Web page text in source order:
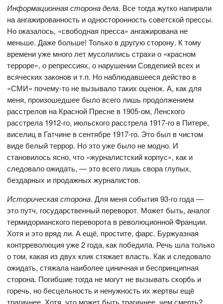
Информационная сторона дела. Все тогда жутко напирали
на ангажированность и односторонность советской прессы.
Но оказалось, «свободная пресса» ангажирована не
меньше. Даже больше! Только в другую сторону. К тому
времени уже много лет мусолились страхи о «красном
терроре», о репрессиях, о нарушении Совдепией всех и
всяческих законов и т.п. Но наблюдавшееся действо в
«СМИ» почему-то не вызывало таких оценок. А, как для
меня, произошедшее было всего лишь продолжением
расстрелов на Красной Пресне в 1905-ом, Ленского
расстрела 1912-го, июльского расстрела 1917-го в Питере,
виселиц в Гатчине в сентябре 1917-го. Это был в чистом
виде белый террор. Но это уже было не модно. И
становилось ясно, что «журналистский корпус», как и
следовало ожидать, — это всего лишь свора глупых,
бездарных и продажных журналистов.
Историческая сторона. Для меня события 93-го года —
это путч, государственный переворот. Может быть, аналог
термидорианского переворота в революционной Франции.
Хотя и это вряд ли. А ещё, простите, фарс. Буржуазная
контрреволюция уже 2 года, как победила. Речь шла только
о том, какая из двух клик стяжает власть. Как и следовало
ожидать, стяжала наиболее циничная и беспринципная
сторона. Погибшие тогда не могут не вызывать скорбь и
горечь, но бесцельность и ненужность их жертвы ещё
трагичнее. Хотя, что может быть трагичнее, чем смерть?